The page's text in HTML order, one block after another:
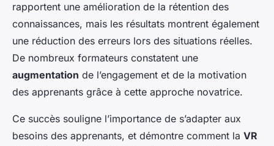
rapportent une amélioration de la rétention des
connaissances, mais les résultats montrent également
une réduction des erreurs lors des situations réelles.
De nombreux formateurs constatent une
augmentation de l’engagement et de la motivation
des apprenants grâce à cette approche novatrice.
Ce succès souligne l’importance de s’adapter aux
besoins des apprenants, et démontre comment la VR